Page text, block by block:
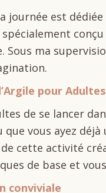
journée est
spécialement
Sous ma
pour Adultes
de se lancer
que vous ayez
cette activité
de base et
conviviale